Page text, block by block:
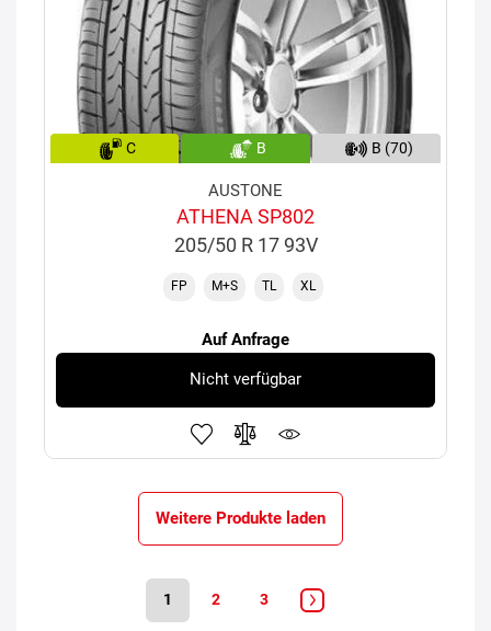
C B B (70)
AUSTONE
ATHENA SP802
205/50 R 17 93V
FP M+S TL XL
Auf Anfrage
Nicht verfügbar
Weitere Produkte laden
1 2 3